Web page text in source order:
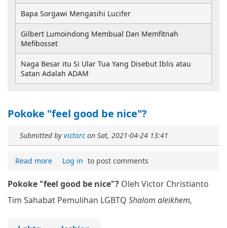
Pokoke "feel good be nice"?
Submitted by victorcon Sat, 2021-04-24 13:41
Read more Log in to post comments
Pokoke "feel good be nice"? Oleh Victor Christianto
Tim Sahabat Pemulihan LGBTQ Shalom aleikhem,
Bapa Sorgawi Mengasihi Lucifer
Gilbert Lumoindong Membual Dan Memfitnah
Mefibosset
Naga Besar itu Si Ular Tua Yang Disebut Iblis atau
Satan Adalah ADAM